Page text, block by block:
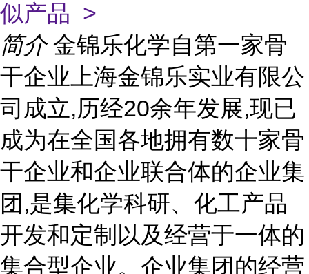
似产品 >
简介 金锦乐化学自第一家骨
干企业上海金锦乐实业有限公
司成立,历经20余年发展,现已
成为在全国各地拥有数十家骨
干企业和企业联合体的企业集
团,是集化学科研、化工产品
开发和定制以及经营于一体的
集合型企业。企业集团的经营